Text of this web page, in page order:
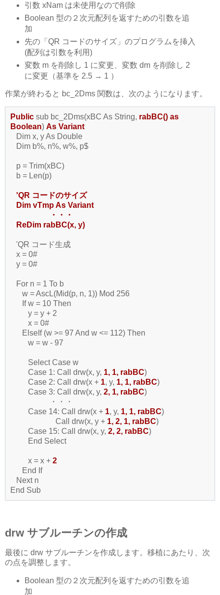
引数 xNam は未使用なので削除
Boolean 型の２次元配列を返すための引数を追
加
先の「QR コードのサイズ」のプログラムを挿入
(配列は引数を利用)
変数 m を削除し 1 に変更、変数 dm を削除し 2
に変更（基準を 2.5 → 1 ）
作業が終わると bc_2Dms 関数は、次のようになります。
Public sub bc_2Dms(xBC As String, rabBC() as
Boolean) As Variant
Dim x, y As Double
Dim b%, n%, w%, p$
p = Trim(xBC)
b = Len(p)
'QR コードのサイズ
Dim vTmp As Variant
・・・
ReDim rabBC(x, y)
'QR コード生成
x = 0#
y = 0#
For n = 1 To b
w = AscL(Mid(p, n, 1)) Mod 256
If w = 10 Then
y = y + 2
x = 0#
ElseIf (w >= 97 And w <= 112) Then
w = w - 97
Select Case w
Case 1: Call drw(x, y, 1, 1, rabBC)
Case 2: Call drw(x + 1, y, 1, 1, rabBC)
Case 3: Call drw(x, y, 2, 1, rabBC)
・・・
Case 14: Call drw(x + 1, y, 1, 1, rabBC)
Call drw(x, y + 1, 2, 1, rabBC)
Case 15: Call drw(x, y, 2, 2, rabBC)
End Select
x = x + 2
End If
Next n
End Sub
drw サブルーチンの作成
最後に drw サブルーチンを作成します。移植にあたり、次
の点を調整します。
Boolean 型の２次元配列を返すための引数を追
加